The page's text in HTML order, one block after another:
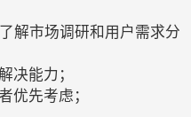
解市场调研和用户需求分
决能力；
优先考虑；